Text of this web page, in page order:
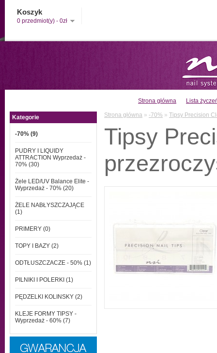
Koszyk
0 przedmiot(y) - 0zł
Strona główna Lista
Kategorie
-70% (9)
PUDRY I LIQUIDY
ATTRACTION Wyprzedaż -
70% (30)
Żele LED/UV Balance Elite -
Wyprzedaż - 70% (20)
ŻELE NABŁYSZCZAJĄCE
(1)
PRIMERY (0)
TOPY I BAZY (2)
ODTŁUSZCZACZE - 50% (1)
PILNIKI I POLERKI (1)
PĘDZELKI KOLINSKY (2)
KLEJE FORMY TIPSY -
Wyprzedaż - 60% (7)
Strona główna » -70% » Tipsy Precision
Tipsy